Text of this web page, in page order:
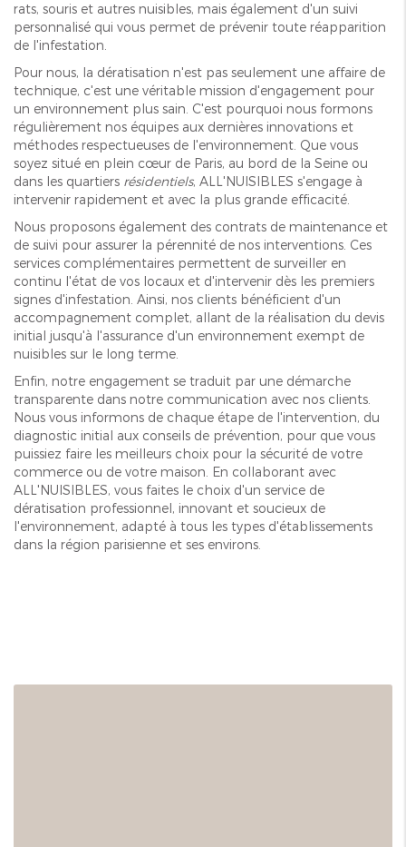
rats, souris et autres nuisibles, mais également d'un suivi
personnalisé qui vous permet de prévenir toute réapparition
de l'infestation.
Pour nous, la dératisation n'est pas seulement une affaire de
technique, c'est une véritable mission d'engagement pour
un environnement plus sain. C'est pourquoi nous formons
régulièrement nos équipes aux dernières innovations et
méthodes respectueuses de l'environnement. Que vous
soyez situé en plein cœur de Paris, au bord de la Seine ou
dans les quartiers résidentiels, ALL'NUISIBLES s'engage à
intervenir rapidement et avec la plus grande efficacité.
Nous proposons également des contrats de maintenance et
de suivi pour assurer la pérennité de nos interventions. Ces
services complémentaires permettent de surveiller en
continu l'état de vos locaux et d'intervenir dès les premiers
signes d'infestation. Ainsi, nos clients bénéficient d'un
accompagnement complet, allant de la réalisation du devis
initial jusqu'à l'assurance d'un environnement exempt de
nuisibles sur le long terme.
Enfin, notre engagement se traduit par une démarche
transparente dans notre communication avec nos clients.
Nous vous informons de chaque étape de l'intervention, du
diagnostic initial aux conseils de prévention, pour que vous
puissiez faire les meilleurs choix pour la sécurité de votre
commerce ou de votre maison. En collaborant avec
ALL'NUISIBLES, vous faites le choix d'un service de
dératisation professionnel, innovant et soucieux de
l'environnement, adapté à tous les types d'établissements
dans la région parisienne et ses environs.